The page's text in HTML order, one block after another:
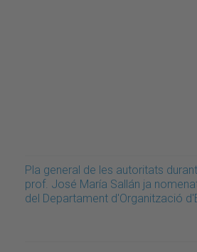
Pla general de les autoritats
prof. José María Sallán ja
del Departament d'Organització